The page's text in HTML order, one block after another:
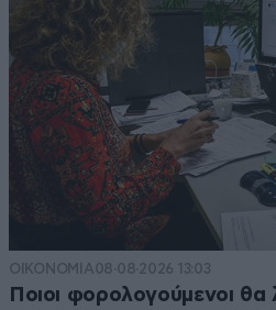
ΟΙΚΟΝΟΜΙΑ08·08·2026 13:03
Ποιοι φορολογούμενοι